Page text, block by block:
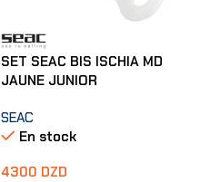
SET SEAC BIS ISCHIA MD
JAUNE JUNIOR
SEAC
En stock
4300 DZD